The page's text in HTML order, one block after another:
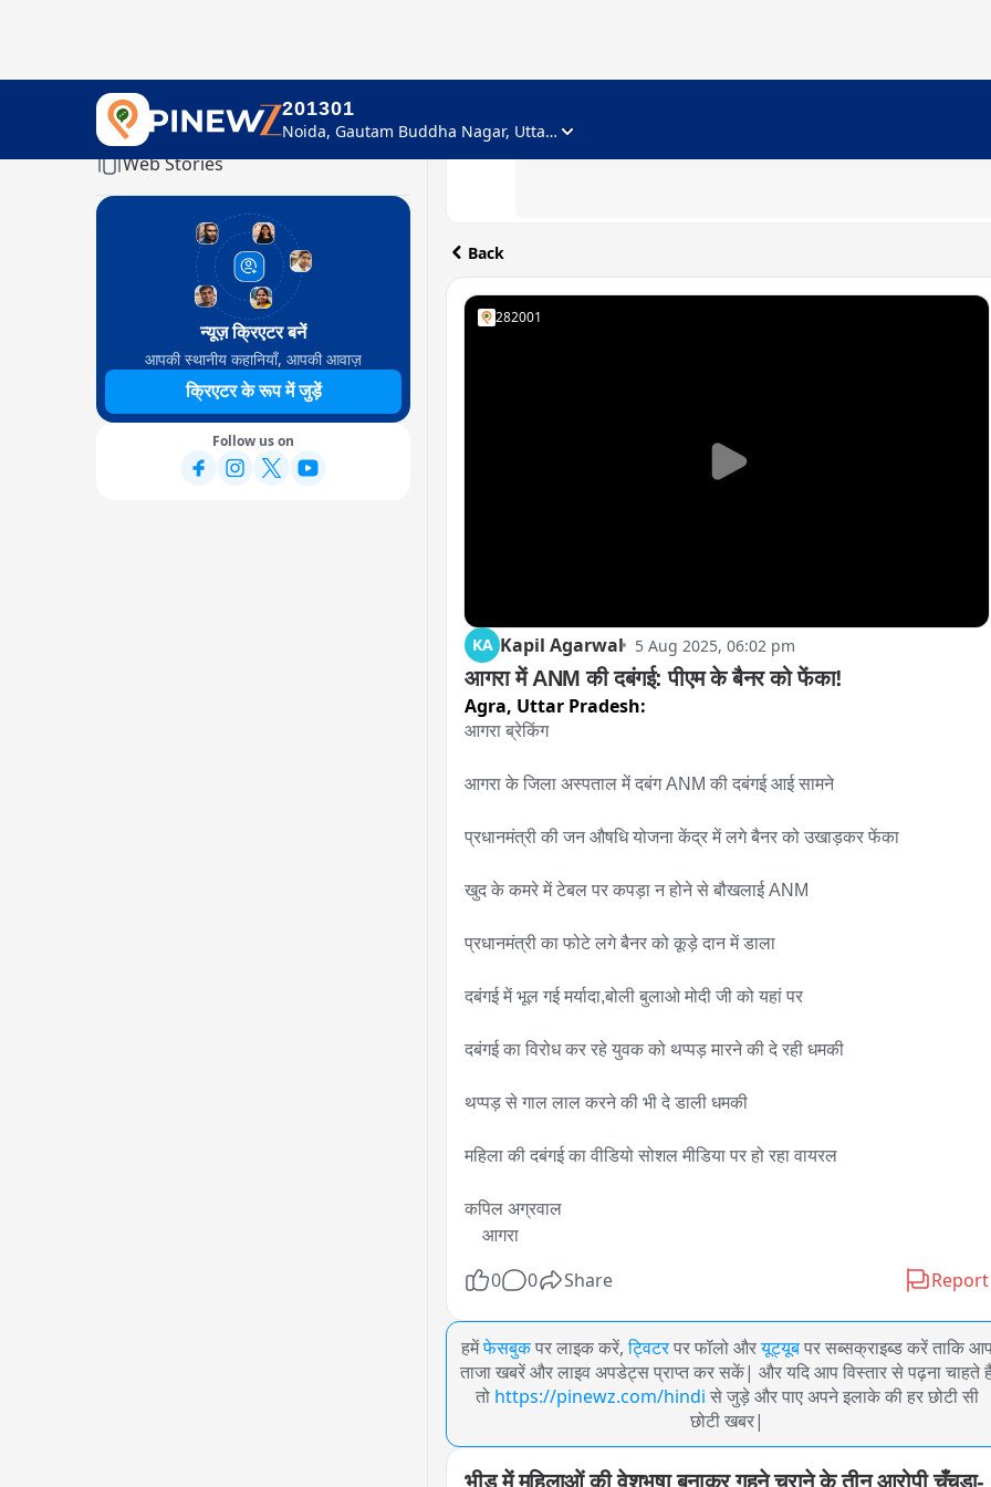
201301
Noida, Gautam Buddha Nagar, Uttar Pradesh
Home
Web Stories
न्यूज़ क्रिएटर बनें
आपकी स्थानीय कहानियाँ, आपकी आवाज़
क्रिएटर के रूप में जुड़ें
Follow us on
Back
282001
KA Kapil Agarwal 5 Aug 2025, 06:02 pm
आगरा में ANM की दबंगई: पीएम के बैनर को फेंका!
Agra, Uttar Pradesh:
आगरा ब्रेकिंग
आगरा के जिला अस्पताल में दबंग ANM की दबंगई आई सामने
प्रधानमंत्री की जन औषधि योजना केंद्र में लगे बैनर को उखाड़कर फेंका
खुद के कमरे में टेबल पर कपड़ा न होने से बौखलाई ANM
प्रधानमंत्री का फोटे लगे बैनर को कूड़े दान में डाला
दबंगई में भूल गई मर्यादा,बोली बुलाओ मोदी जी को यहां पर
दबंगई का विरोध कर रहे युवक को थप्पड़ मारने की दे रही धमकी
थप्पड़ से गाल लाल करने की भी दे डाली धमकी
महिला की दबंगई का वीडियो सोशल मीडिया पर हो रहा वायरल
कपिल अग्रवाल
    आगरा
0 0 Share Report
हमेंफेसबुक पर लाइक करें, ट्विटर पर फॉलो औरयूट्यूब पर सब्सक्राइब्ड करें ताकि
ताजा खबरें और लाइव अपडेट्स प्राप्त कर सकें| और यदि आप विस्तार से पढ़ना चाहते
तो https://pinewz.com/hindi से जुड़े और पाए अपने इलाके की हर छोटी सी
छोटी खबर|
भीड़ में महिलाओं की वेशभूषा बनाकर गहने चुराने के तीन आरोपी चुँचुड़ा-